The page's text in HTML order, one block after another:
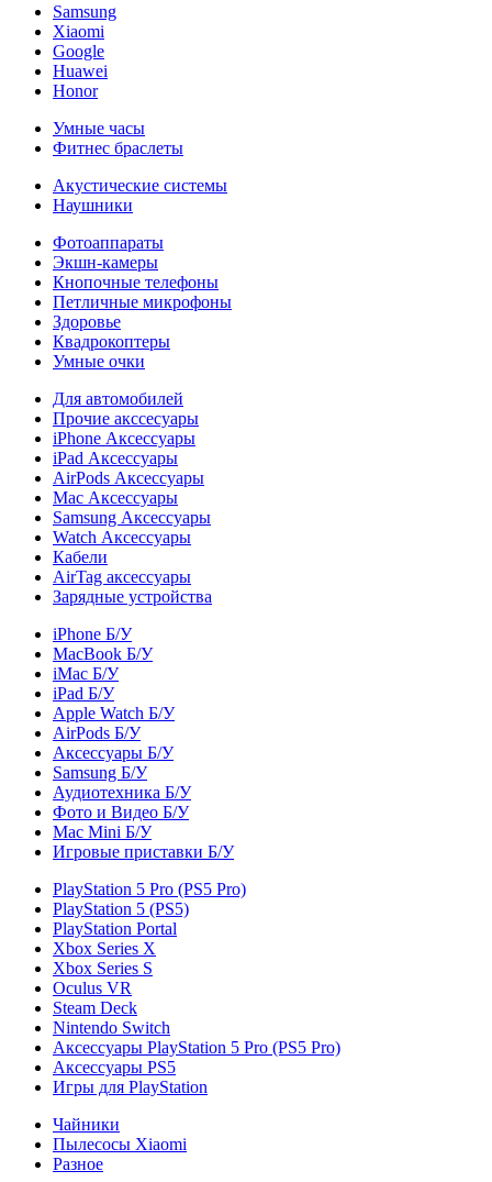
Samsung
Xiaomi
Google
Huawei
Honor
Умные часы
Фитнес браслеты
Акустические системы
Наушники
Фотоаппараты
Экшн-камеры
Кнопочные телефоны
Петличные микрофоны
Здоровье
Квадрокоптеры
Умные очки
Для автомобилей
Прочие акссесуары
iPhone Аксессуары
iPad Аксессуары
AirPods Аксессуары
Mac Аксессуары
Samsung Аксессуары
Watch Аксессуары
Кабели
AirTag аксессуары
Зарядные устройства
iPhone Б/У
MacBook Б/У
iMac Б/У
iPad Б/У
Apple Watch Б/У
AirPods Б/У
Аксессуары Б/У
Samsung Б/У
Аудиотехника Б/У
Фото и Видео Б/У
Mac Mini Б/У
Игровые приставки Б/У
PlayStation 5 Pro (PS5 Pro)
PlayStation 5 (PS5)
PlayStation Portal
Xbox Series X
Xbox Series S
Oculus VR
Steam Deck
Nintendo Switch
Аксессуары PlayStation 5 Pro (PS5 Pro)
Аксессуары PS5
Игры для PlayStation
Чайники
Пылесосы Xiaomi
Разное